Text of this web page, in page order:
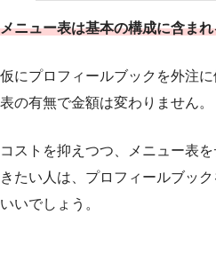
メニュー表は基本の構成に含ま
仮にプロフィールブックを外注
表の有無で金額は変わりません。
コストを抑えつつ、メニュー表
きたい人は、プロフィールブッ
いいでしょう。